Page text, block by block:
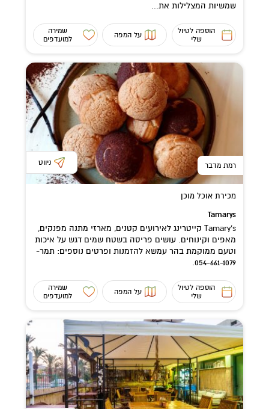
שמשיות המצלילות את...
הוספה לטיול
שלי
על המפה
שמירה
למועדפים
רמת מדבר ניווט
מכירת אוכל מוכן
Tamarys
Tamary's קייטרינג לאירועים קטנים, מארזי מתנה מפנקים,
מאפים וקינוחים. עושים פריסה בשטח שמים דגש על איכות
וטעם ממוקמת בהר עמשא להזמנות ופרטים נוספים: תמר-
054-661-1079.
הוספה לטיול
שלי
על המפה
שמירה
למועדפים